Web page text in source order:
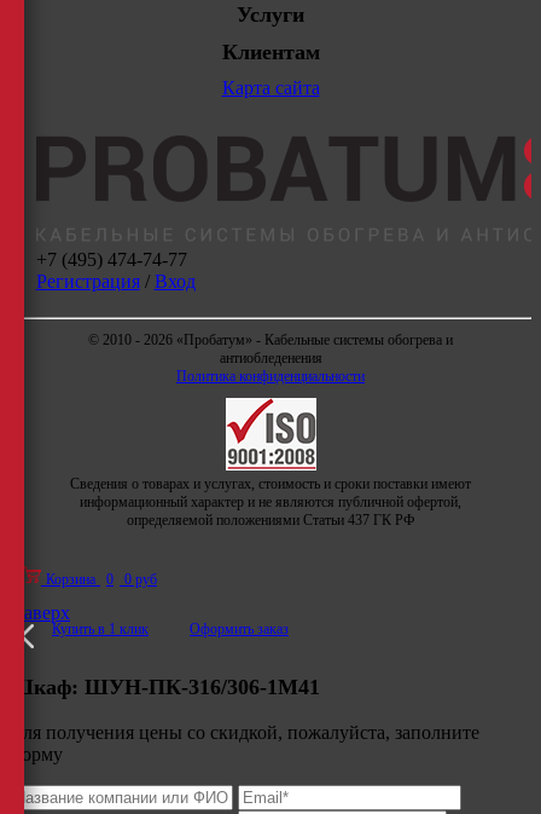
Услуги
Клиентам
Карта сайта
+7 (495) 474-74-77
Регистрация/ Вход
© 2010 - 2026 «Пробатум» - Кабельные системы обогрева и
антиобледенения
Политика конфиденциальности
Сведения о товарах и услугах, стоимость и сроки поставки имеют
информационный характер и не являются публичной офертой,
определяемой положениями Статьи 437 ГК РФ
Корзина 0 0 руб
Купить в 1 клик Оформить заказ
Наверх
Шкаф: ШУН-ПК-316/306-1М41
Для получения цены со скидкой, пожалуйста, заполните
форму